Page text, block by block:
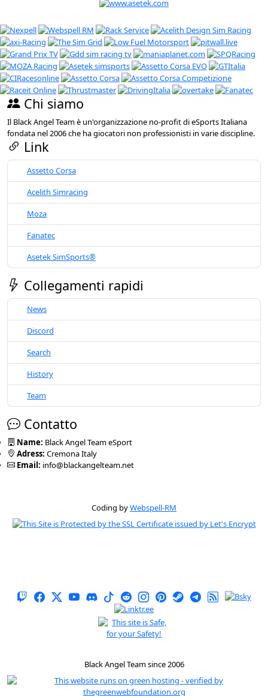
Chi siamo
Il Black Angel Team è un'organizzazione no-profit di eSports Italiana
fondata nel 2006 che ha giocatori non professionisti in varie discipline.
Link
Assetto Corsa
Acelith Simracing
Moza
Fanatec
Asetek SimSports®
Collegamenti rapidi
News
Discord
Search
History
Team
Contatto
Name: Black Angel Team eSport
Adress: Cremona Italy
Email: info@blackangelteam.net
Coding byWebspell-RM
Black Angel Team since 2006